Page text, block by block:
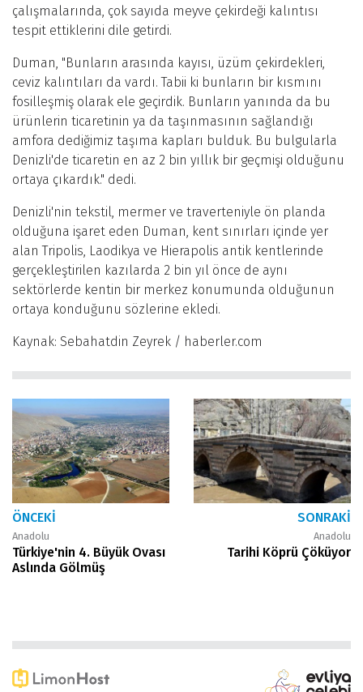
çalışmalarında, çok sayıda meyve çekirdeği kalıntısı
tespit ettiklerini dile getirdi.
Duman, "Bunların arasında kayısı, üzüm çekirdekleri,
ceviz kalıntıları da vardı. Tabii ki bunların bir kısmını
fosilleşmiş olarak ele geçirdik. Bunların yanında da bu
ürünlerin ticaretinin ya da taşınmasının sağlandığı
amfora dediğimiz taşıma kapları bulduk. Bu bulgularla
Denizli'de ticaretin en az 2 bin yıllık bir geçmişi olduğunu
ortaya çıkardık." dedi.
Denizli'nin tekstil, mermer ve traverteniyle ön planda
olduğuna işaret eden Duman, kent sınırları içinde yer
alan Tripolis, Laodikya ve Hierapolis antik kentlerinde
gerçekleştirilen kazılarda 2 bin yıl önce de aynı
sektörlerde kentin bir merkez konumunda olduğunun
ortaya konduğunu sözlerine ekledi.
Kaynak: Sebahatdin Zeyrek / haberler.com
ÖNCEKI
Anadolu
Türkiye'nin 4. Büyük Ovası
Aslında Gölmüş
SONRAKI
Anadolu
Tarihi Köprü Çöküyor